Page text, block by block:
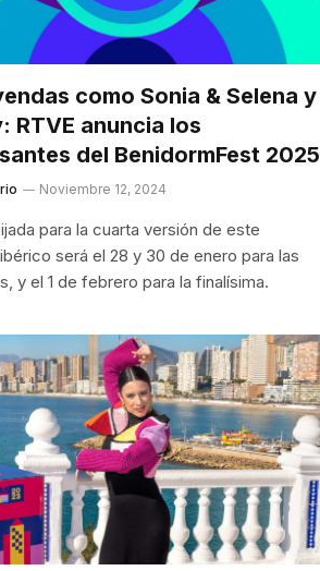
como Sonia & Selena y
RTVE anuncia los
del BenidormFest 2025
Noviembre 12, 2024
para la cuarta versión de este
será el 28 y 30 de enero para las
y el 1 de febrero para la finalísima.